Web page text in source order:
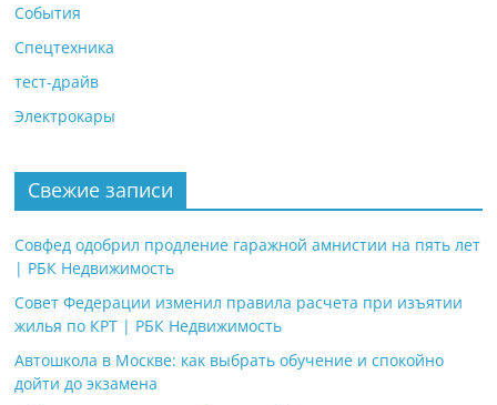
События
Спецтехника
тест-драйв
Электрокары
Свежие записи
Совфед одобрил продление гаражной амнистии на пять лет
| РБК Недвижимость
Совет Федерации изменил правила расчета при изъятии
жилья по КРТ | РБК Недвижимость
Автошкола в Москве: как выбрать обучение и спокойно
дойти до экзамена